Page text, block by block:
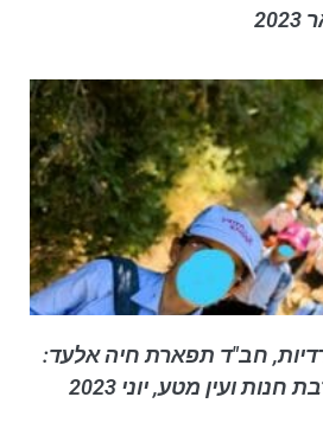
חב"ד תפארת חיה אלעד:
ועין מטע, יוני 2023